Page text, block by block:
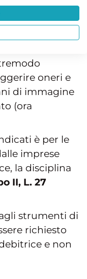
soggetti non
e incoraggiare
oneri e
di immagine
(ora
è per le
imprese
la disciplina
II, L. 27
strumenti di
richiesto
e non